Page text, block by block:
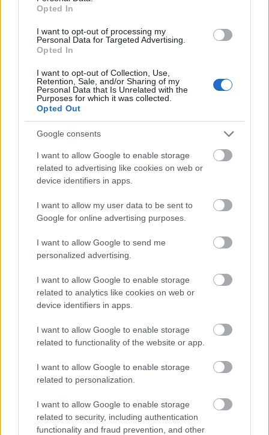
Opted In
I want to opt-out of processing my
Personal Data for Targeted Advertising.
Opted In
I want to opt-out of Collection, Use,
Retention, Sale, and/or Sharing of my
Personal Data that Is Unrelated with the
Purposes for which it was collected.
Opted Out
Google consents
I want to allow Google to enable storage
related to advertising like cookies on web or
device identifiers in apps.
I want to allow my user data to be sent to
Google for online advertising purposes.
I want to allow Google to send me
personalized advertising.
I want to allow Google to enable storage
related to analytics like cookies on web or
device identifiers in apps.
I want to allow Google to enable storage
related to functionality of the website or app.
I want to allow Google to enable storage
related to personalization.
I want to allow Google to enable storage
related to security, including authentication
functionality and fraud prevention, and other
Kiemelt együttműködő partner
Kiemelt szakmai partner